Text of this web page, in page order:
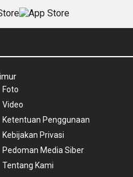
Foto
Video
Ketentuan Penggunaan
Kebijakan Privasi
Pedoman Media Siber
Tentang Kami